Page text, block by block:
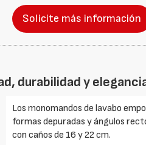
Solicite más información
durabilidad y
Los monomandos de lavabo
formas depuradas y ángulos
con caños de 16 y 22 cm.